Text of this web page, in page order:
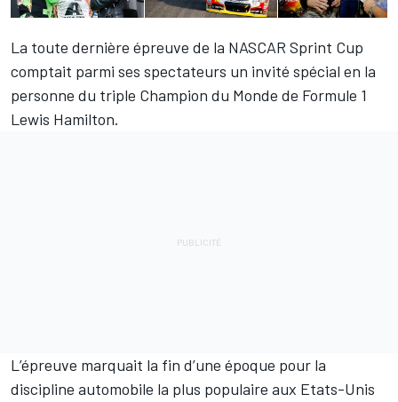
La toute dernière épreuve de la NASCAR Sprint Cup
comptait parmi ses spectateurs un invité spécial en la
personne du triple Champion du Monde de Formule 1
Lewis Hamilton.
L’épreuve marquait la fin d’une époque pour la
discipline automobile la plus populaire aux Etats-Unis